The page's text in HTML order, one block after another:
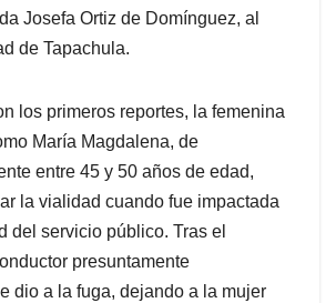
Josefa Ortiz de Domínguez, al
de Tapachula.
los primeros reportes, la femenina
María Magdalena, de
entre 45 y 50 años de edad,
la vialidad cuando fue impactada
del servicio público. Tras el
presuntamente
dio a la fuga, dejando a la mujer